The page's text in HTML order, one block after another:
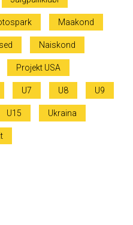
Maakond
Naiskond
Projekt USA
U7 U8 U9
U15 Ukraina